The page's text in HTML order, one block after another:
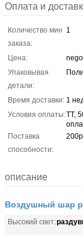
Оплата и
Количество мин
заказа:
1
Цена:
Упаковывая
детали:
Время доставки: 1
Условия оплаты:TT,
Поставка
способности:
описание
Воздушный шар
Высокий свет: